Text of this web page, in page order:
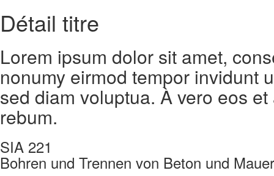
Détail titre
Lorem ipsum dolor sit amet,
nonumy eirmod tempor invidunt
sed diam voluptua. À vero eos
rebum.
SIA 221
Bohren und Trennen von Beton und